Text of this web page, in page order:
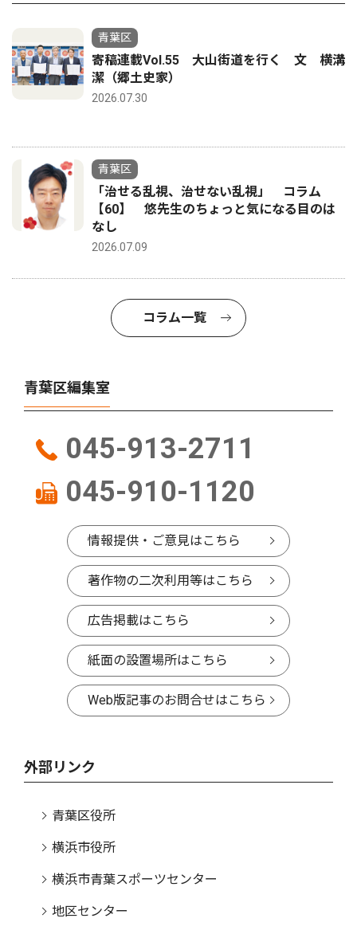
青葉区
寄稿連載Vol.55 大山街道を行く 文 横溝
潔（郷土史家）
2026.07.30
青葉区
「治せる乱視、治せない乱視」 コラム
【60】 悠先生のちょっと気になる目のは
なし
2026.07.09
コラム一覧
青葉区編集室
045-913-2711
045-910-1120
情報提供・ご意見はこちら
著作物の二次利用等はこちら
広告掲載はこちら
紙面の設置場所はこちら
Web版記事のお問合せはこちら
外部リンク
青葉区役所
横浜市役所
横浜市青葉スポーツセンター
地区センター